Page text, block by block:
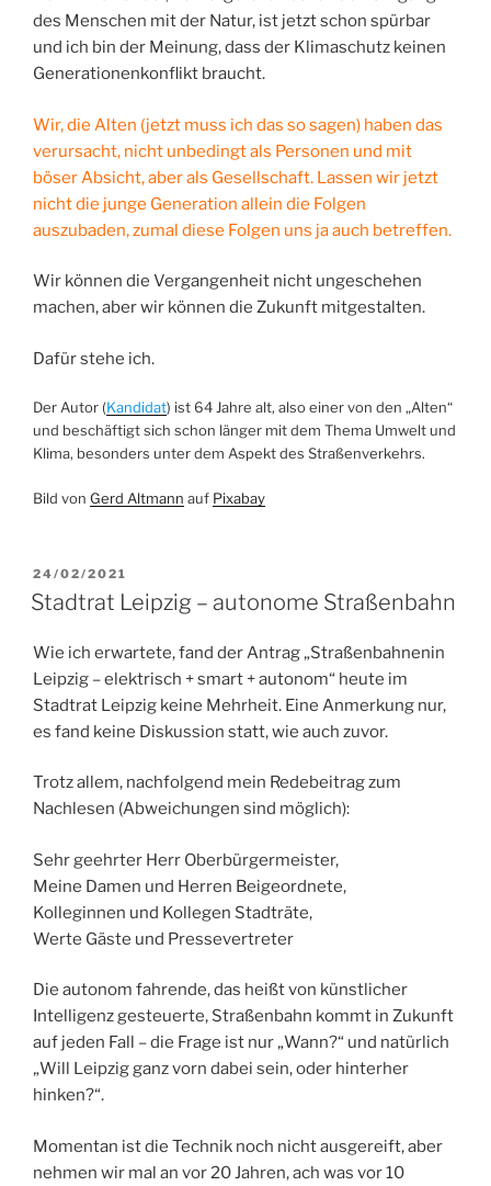
des Menschen mit der Natur, ist jetzt schon spürbar
und ich bin der Meinung, dass der Klimaschutz keinen
Generationenkonflikt braucht.
Wir, die Alten (jetzt muss ich das so sagen) haben das
verursacht, nicht unbedingt als Personen und mit
böser Absicht, aber als Gesellschaft. Lassen wir jetzt
nicht die junge Generation allein die Folgen
auszubaden, zumal diese Folgen uns ja auch betreffen.
Wir können die Vergangenheit nicht ungeschehen
machen, aber wir können die Zukunft mitgestalten.
Dafür stehe ich.
Der Autor (Kandidat) ist 64 Jahre alt, also einer von den „Alten“
und beschäftigt sich schon länger mit dem Thema Umwelt und
Klima, besonders unter dem Aspekt des Straßenverkehrs.
Bild von Gerd Altmann auf Pixabay
VERÖFFENTLICHT
AM
24/02/2021
Stadtrat Leipzig – autonome Straßenbahn
Wie ich erwartete, fand der Antrag „Straßenbahnenin
Leipzig – elektrisch + smart + autonom“ heute im
Stadtrat Leipzig keine Mehrheit. Eine Anmerkung nur,
es fand keine Diskussion statt, wie auch zuvor.
Trotz allem, nachfolgend mein Redebeitrag zum
Nachlesen (Abweichungen sind möglich):
Sehr geehrter Herr Oberbürgermeister,
Meine Damen und Herren Beigeordnete,
Kolleginnen und Kollegen Stadträte,
Werte Gäste und Pressevertreter
Die autonom fahrende, das heißt von künstlicher
Intelligenz gesteuerte, Straßenbahn kommt in Zukunft
auf jeden Fall – die Frage ist nur „Wann?“ und natürlich
„Will Leipzig ganz vorn dabei sein, oder hinterher
hinken?“.
Momentan ist die Technik noch nicht ausgereift, aber
nehmen wir mal an vor 20 Jahren, ach was vor 10